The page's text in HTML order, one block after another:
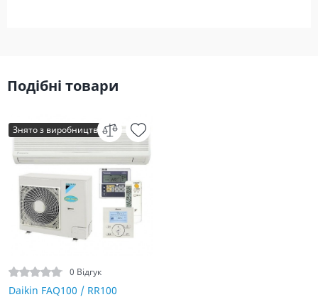
Подібні товари
Знято з виробництва
0 Відгук
Daikin FAQ100 / RR100